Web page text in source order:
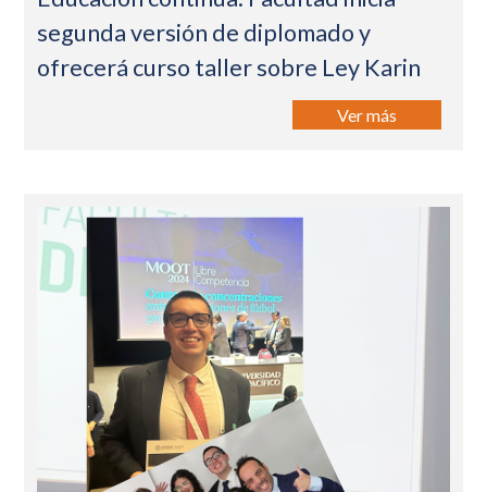
segunda versión de diplomado y
ofrecerá curso taller sobre Ley Karin
Ver más